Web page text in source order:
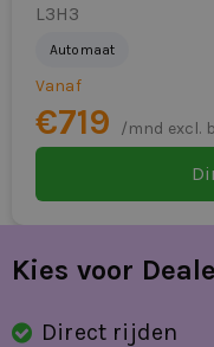
L3H3
Automaat
Vanaf
€719 /mnd excl.
Kies voor
Direct rijden